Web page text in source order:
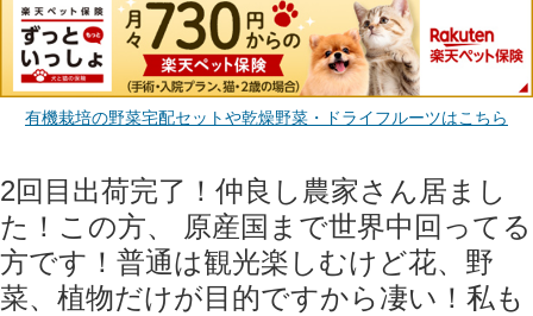
有機栽培の野菜宅配セットや乾燥野菜・ドライフルーツはこちら
2回目出荷完了！仲良し農家さん居まし
た！この方、 原産国まで世界中回ってる
方です！普通は観光楽しむけど花、野
菜、植物だけが目的ですから凄い！私も